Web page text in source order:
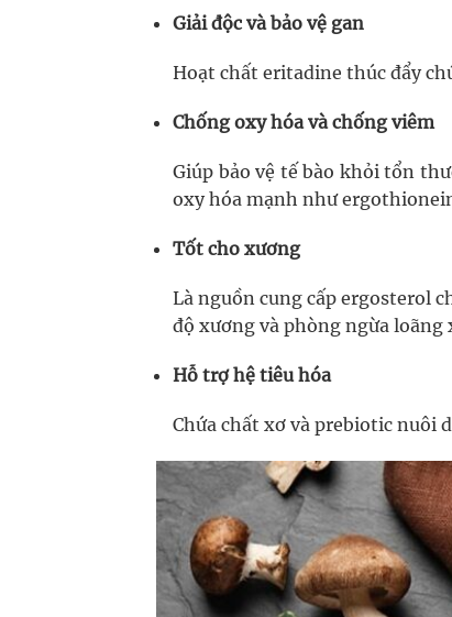
Giải độc và bảo vệ gan
Hoạt chất eritadine thúc đẩy
Chống oxy hóa và chống viêm
Giúp bảo vệ tế bào khỏi tổn
oxy hóa mạnh như
Tốt cho xương
Là nguồn cung cấp ergosterol
độ xương và phòng ngừa loãng
Hỗ trợ hệ tiêu hóa
Chứa chất xơ và prebiotic nuôi